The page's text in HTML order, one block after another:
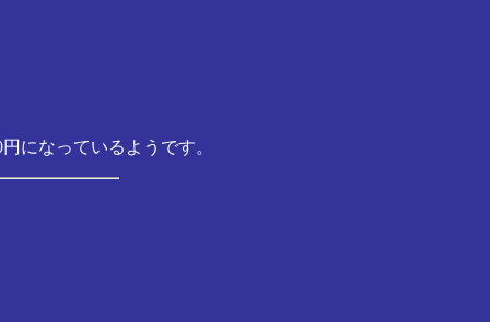
になっているようです。